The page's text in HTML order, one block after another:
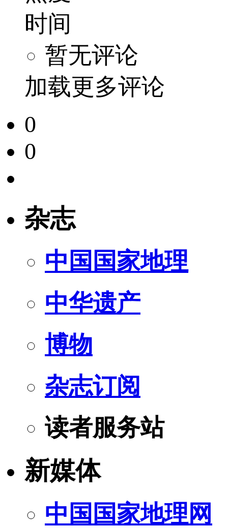
时间
暂无评论
加载更多评论
0
0
杂志
中国国家地理
中华遗产
博物
杂志订阅
读者服务站
新媒体
中国国家地理网